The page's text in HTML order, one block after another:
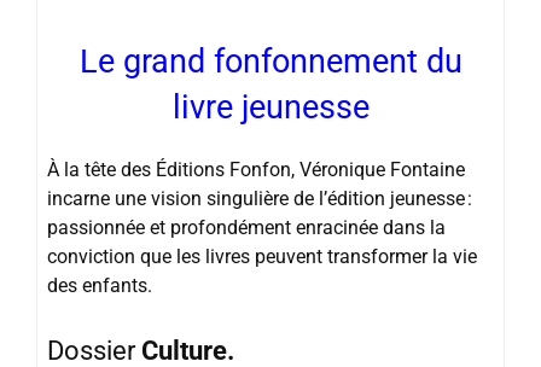
Le grand fonfonnement du
livre jeunesse
À la tête des Éditions Fonfon, Véronique Fontaine
incarne une vision singulière de l’édition jeunesse :
passionnée et profondément enracinée dans la
conviction que les livres peuvent transformer la vie
des enfants.
Dossier Culture.